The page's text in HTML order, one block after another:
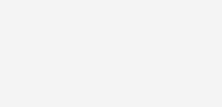
Back-to-wall-WC-Kombinationen, vier
Legato, Architectura
MetalRim Duschböden